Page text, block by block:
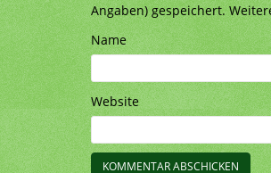
Angaben) gespeichert.
Name
Website